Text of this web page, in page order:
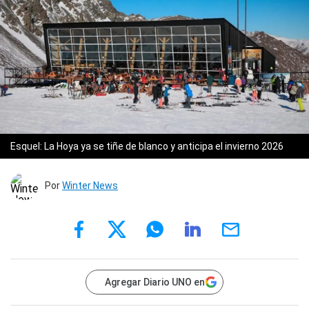
Esquel: La Hoya ya se tiñe de blanco y anticipa el invierno 2026
PorWinter News
Agregar Diario UNO en